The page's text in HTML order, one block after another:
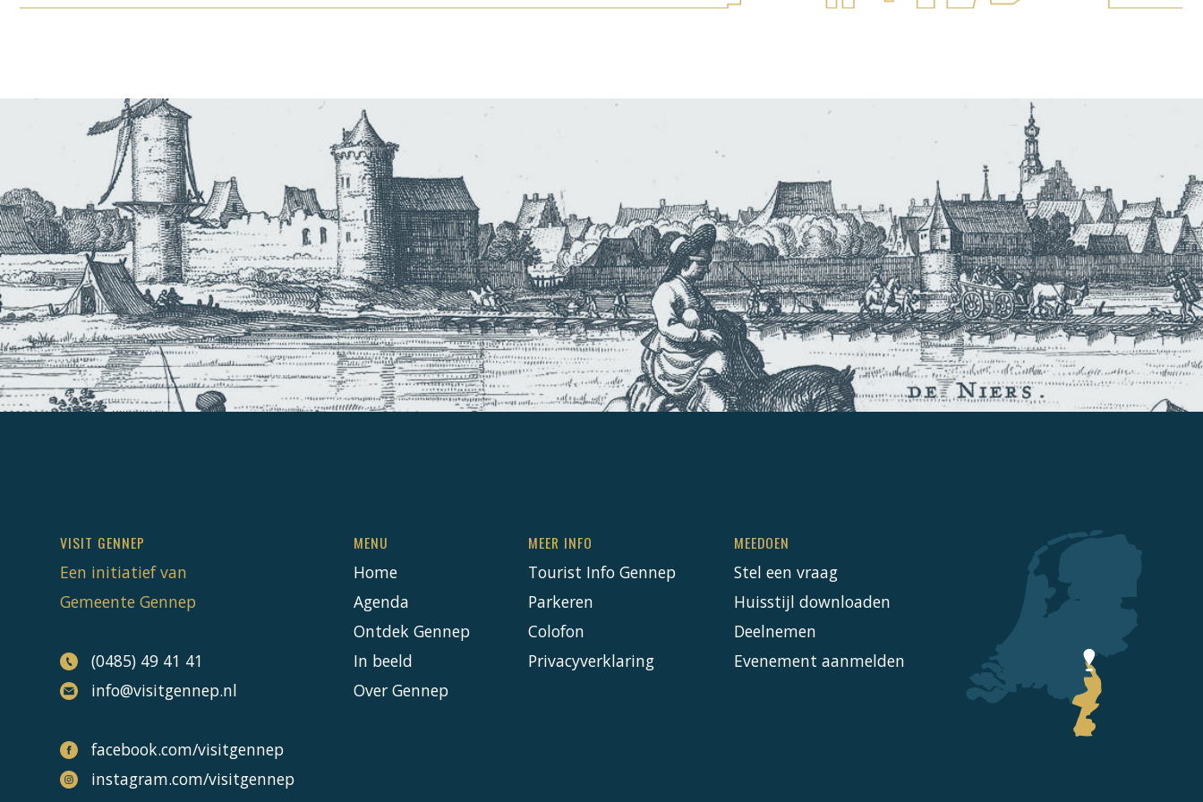
VISIT GENNEP
Een initiatief van
Gemeente Gennep
(0485) 49 41 41
info@visitgennep.nl
facebook.com/visitgennep
instagram.com/visitgennep
MENU
Home
Agenda
Ontdek Gennep
In beeld
Over Gennep
MEER INFO
Tourist Info Gennep
Parkeren
Colofon
Privacyverklaring
MEEDOEN
Stel een vraag
Huisstijl downloaden
Deelnemen
Evenement aanmelden